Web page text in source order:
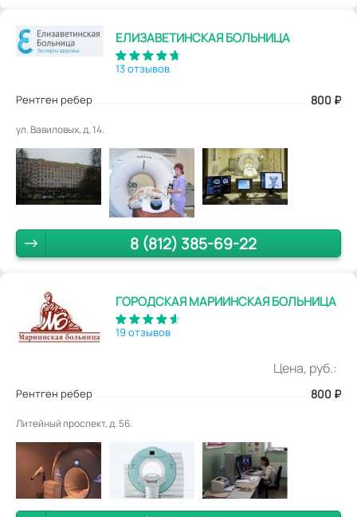
ЕЛИЗАВЕТИНСКАЯ БОЛЬНИЦА
13 отзывов
Рентген ребер 800 ₽
ул. Вавиловых, д. 14.
8 (812) 385-69-22
ГОРОДСКАЯ МАРИИНСКАЯ БОЛЬНИЦА
19 отзывов
Цена, руб.:
Рентген ребер 800 ₽
Литейный проспект, д. 56.